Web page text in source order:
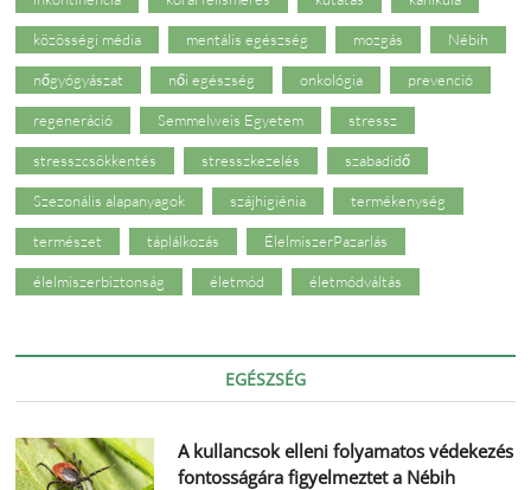
közösségi média mentális egészség mozgás Nébih
nőgyógyászat női egészség onkológia prevenció
regeneráció Semmelweis Egyetem stressz
stresszcsökkentés stresszkezelés szabadidő
Szezonális alapanyagok szájhigiénia termékenység
természet táplálkozás ÉlelmiszerPazarlás
élelmiszerbiztonság életmód életmódváltás
EGÉSZSÉG
A kullancsok elleni folyamatos védekezés
fontosságára figyelmeztet a Nébih